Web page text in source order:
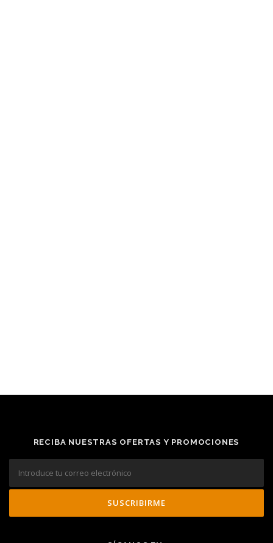
RECIBA NUESTRAS OFERTAS Y PROMOCIONES